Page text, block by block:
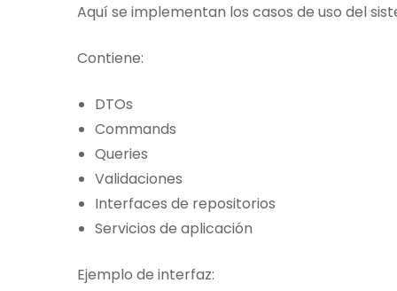
Aquí se implementan los casos de uso del
Contiene:
DTOs
Commands
Queries
Validaciones
Interfaces de repositorios
Servicios de aplicación
Ejemplo de interfaz: